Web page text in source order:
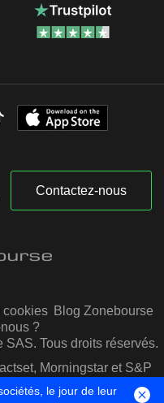
Contactez-nous
cookies Blog Zonebourse
?
Tous droits réservés.
Morningstar et S&P
le jour de leur